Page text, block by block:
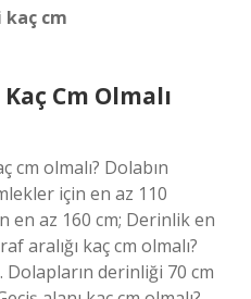
cm
Cm Olmalı
cm olmalı? Dolabın
için en az 110
en az 160 cm; Derinlik en
aralığı kaç cm olmalı?
Dolapların derinliği 70 cm